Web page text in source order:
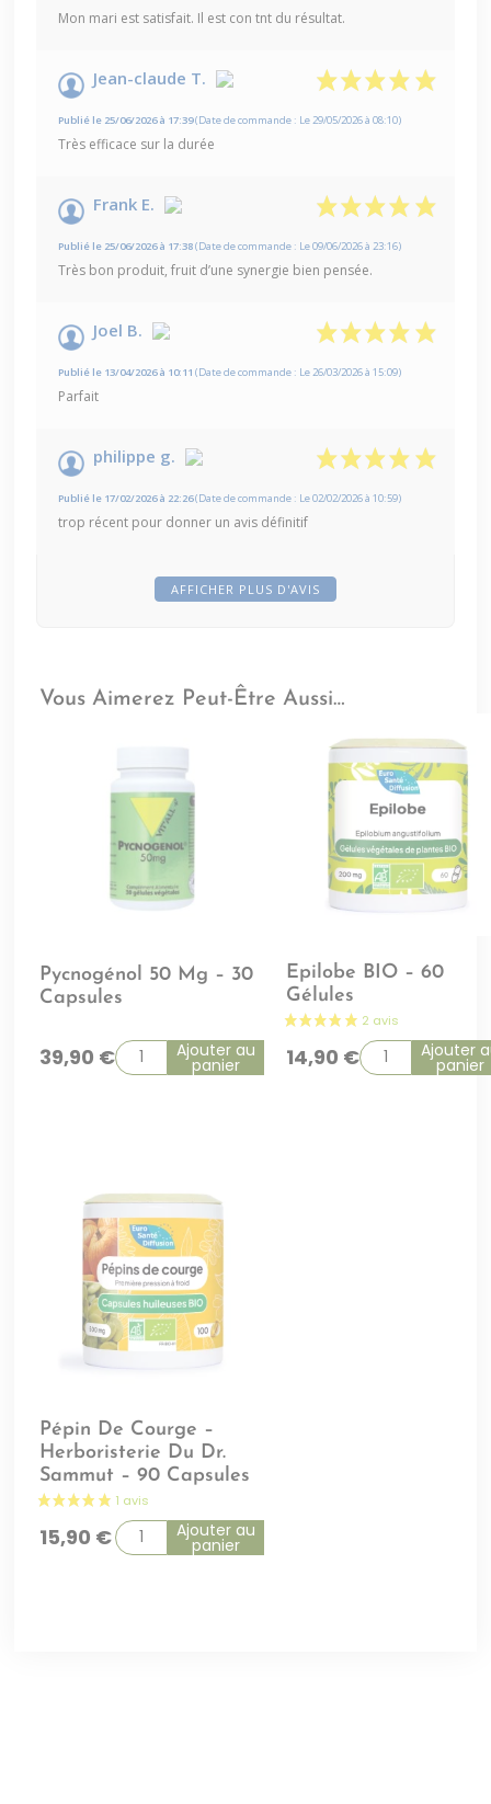
Mon mari est satisfait. Il est con tnt du résultat.
Jean-claude T.
Publié le 25/06/2026 à 17:39(Date de commande : Le 29/05/2026 à 08:10)
Très efficace sur la durée
Frank E.
Publié le 25/06/2026 à 17:38(Date de commande : Le 09/06/2026 à 23:16)
Très bon produit, fruit d’une synergie bien pensée.
Joel B.
Publié le 13/04/2026 à 10:11(Date de commande : Le 26/03/2026 à 15:09)
Parfait
philippe g.
Publié le 17/02/2026 à 22:26(Date de commande : Le 02/02/2026 à 10:59)
trop récent pour donner un avis définitif
AFFICHER PLUS D'AVIS
Vous Aimerez Peut-Être Aussi…
Pycnogénol 50 Mg – 30
Capsules
39,90 € Ajouter au
panier
Epilobe BIO – 60
Gélules
14,90 € Ajouter
panier
Pépin De Courge –
Herboristerie Du Dr.
Sammut – 90 Capsules
15,90 € Ajouter au
panier